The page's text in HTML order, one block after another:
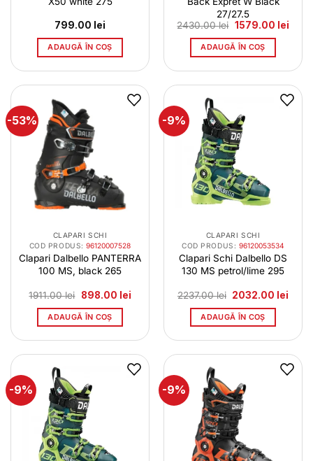
799.00 lei
ADAUGĂ ÎN COȘ
27/27.5
2430.00lei Prețul
a
fost:
2430.00 lei.
1579.00 lei
ADAUGĂ ÎN COȘ
-53%
CLAPARI SCHI
COD PRODUS:96120007528
Clapari Dalbello PANTERRA
100 MS, black 265
1911.00lei Prețul
a
fost:
898.00 leiPrețul
ADAUGĂ ÎN COȘ
-9%
CLAPARI SCHI
COD PRODUS: 96120053534
Clapari Schi Dalbello DS
130 MS petrol/lime 295
2237.00lei Prețul
a
fost:
2032.00 lei
ADAUGĂ ÎN COȘ
-9% -9%